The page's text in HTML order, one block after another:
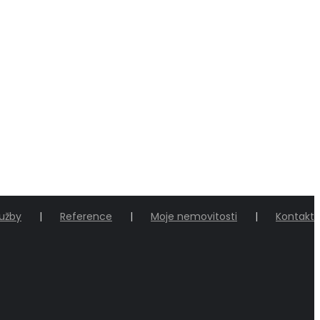
Reference Moje nemovitosti Kontakt